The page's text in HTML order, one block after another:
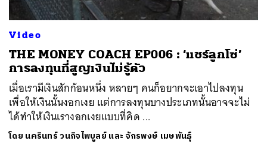
Video
THE MONEY COACH EP006 : ‘แชร์ลูกโซ่’
การลงทุนที่สูญเงินไม่รู้ตัว
เมื่อเรามีเงินสักก้อนหนึ่ง หลายๆ คนก็อยากจะเอาไปลงทุน
เพื่อให้เงินนั้นงอกเงย แต่การลงทุนบางประเภทนั้นอาจจะไม่
ได้ทำให้เงินเรางอกเงยแบบที่คิด ...
โดย นครินทร์ วนกิจไพบูลย์ และ จักรพงษ์ เมษพันธุ์